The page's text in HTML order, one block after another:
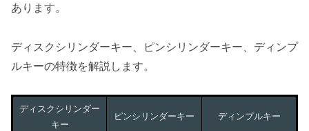
あります。
ディスクシリンダーキー、ピンシリンダーキー、ディンプ
ルキーの特徴を解説します。
ディスクシリンダー
キー
ピンシリンダーキー ディンプルキー